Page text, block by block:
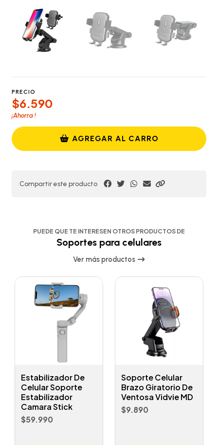
PRECIO
$6.590
¡Ahorra!
AGREGAR AL CARRO
Compartir este producto
PUEDE QUE TE INTERESEN OTROS PRODUCTOS DE
Soportes para celulares
Ver más productos
Estabilizador De
Celular Soporte
Estabilizador
Camara Stick
$59.990
Soporte Celular
Brazo Giratorio De
Ventosa Vidvie MD
$9.890